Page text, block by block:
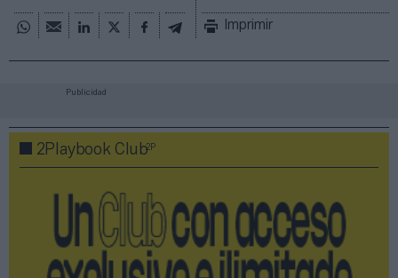
Imprimir
Publicidad
2Playbook Club2P